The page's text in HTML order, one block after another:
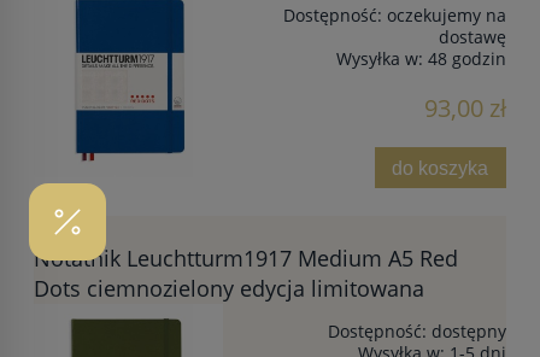
Dostępność: oczekujemy na
dostawę
Wysyłka w: 48 godzin
93,00 zł
do koszyka
Notatnik Leuchtturm1917 Medium A5 Red
Dots ciemnozielony edycja limitowana
Dostępność: dostępny